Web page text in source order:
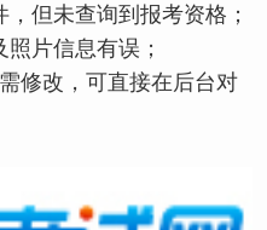
但未查询到报考资格；
片信息有误；
改，可直接在后台对